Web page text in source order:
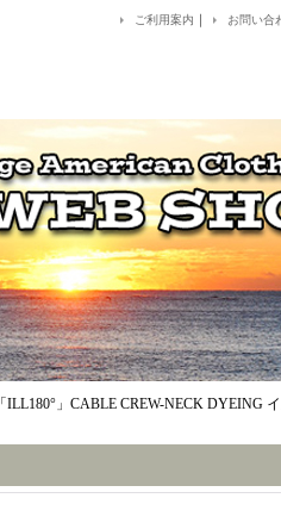
ご利用案内 ｜ お問い合
「ILL180°」CABLE CREW-NECK DYEING